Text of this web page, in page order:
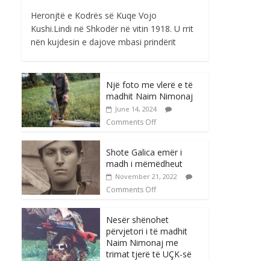
Heronjtë e Kodrës së Kuqe Vojo
Kushi.Lindi në Shkodër në vitin 1918. U rrit
nën kujdesin e dajove mbasi prindërit
Një foto me vlerë e të
madhit Naim Nimonaj
June 14, 2024
Comments Off
Shote Galica emër i
madh i mëmëdheut
November 21, 2022
Comments Off
Nesër shënohet
përvjetori i të madhit
Naim Nimonaj me
trimat tjerë të UÇK-së